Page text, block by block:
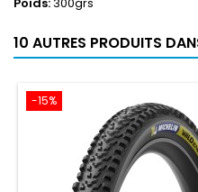
10 AUTRES PRODUITS
-15%